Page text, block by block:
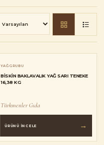
YAĞ GRUBU
BISKIN BAKLAVALIK YAĞ SARI TENEKE
16,38 KG
Türkmenler Gıda
ÜRÜNÜ İNCELE →